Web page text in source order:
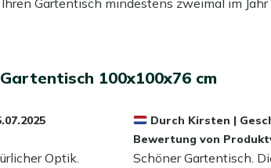
Gartentisch mindestens zweimal im
eines Hochdruckreinigers, da dies das
Versiegler aufzutragen. Dieser
und schön bleibt. Das ist doch praktisch!
100x100x76 cm
Optik.
Durch Kirsten |
Bewertung von
Schöner Gartentisch.